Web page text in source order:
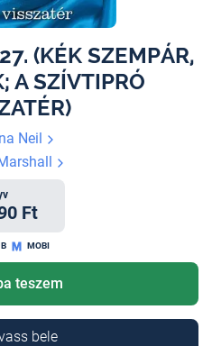
(KÉK SZEMPÁR,
A SZÍVTIPRÓ
Neil
Ft
MOBI
teszem
bele